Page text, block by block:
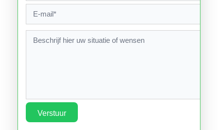
Verstuur